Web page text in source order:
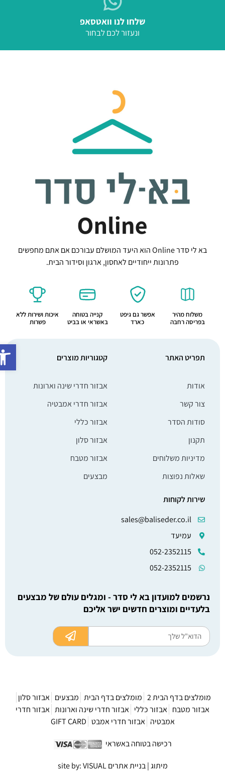
פתח
שלחו לנו וואטסאפ
ונעזור לכם לבחור
בא לי סדר Online הוא היעד המושלם עבורכם אם אתם מחפשים
פתרונות ייחודיים לאחסון, ארגון וסידור הבית.
משלוח מהיר
בפריסה רחבה
אפשר גם גיפט
כארד
קנייה בטוחה
באשראי או בביט
איכות ושירות ללא
פשרות
תפריט האתר
אודות
צור קשר
סודות הסדר
תקנון
מדיניות משלוחים
שאלות נפוצות
קטגוריות מוצרים
אבזור חדרי שינה וארונות
אבזור חדרי אמבטיה
אבזור כללי
אבזור סלון
אבזור מטבח
מבצעים
שירות לקוחות
sales@baliseder.co.il
עמיעד
052-2352115
052-2352115
נרשמים למועדון בא לי סדר - ומגלים עולם של מבצעים
בלעדיים ומוצרים חדשים ישר אליכם
מומלצים בדף הבית 2 מומלצים בדף הבית מבצעים
אבזור סלון
אבזור מטבח
אבזור כללי אבזור חדרי שינה וארונות
אבזור חדרי
אמבטיה
אבזור חדרי אמבט GIFT CARD
רכישה בטוחה באשראי
מיתוג | בניית אתרים site by: VISUAL